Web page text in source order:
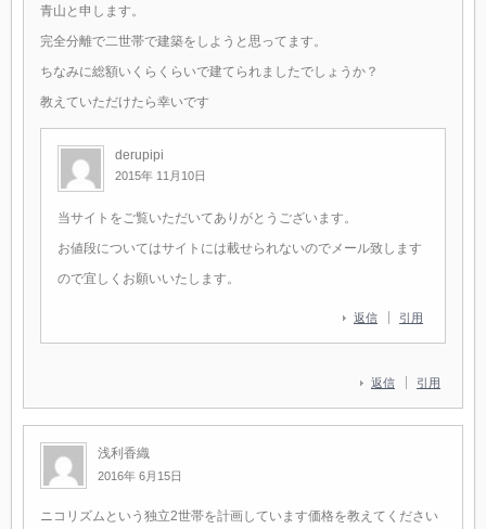
返信 引用
青山と申します。
完全分離で二世帯で建築をしようと思ってます。
ちなみに総額いくらくらいで建てられましたでしょうか？
教えていただけたら幸いです
derupipi
2015年 11月10日
返信 引用
当サイトをご覧いただいてありがとうございます。
お値段についてはサイトには載せられないのでメール致します
ので宜しくお願いいたします。
浅利香織
2016年 6月15日
ニコリズムという独立2世帯を計画しています価格を教えてください